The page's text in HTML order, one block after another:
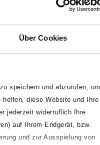
Über Cookies
speichern und abzurufen, um
diese Website und Ihre
jederzeit widerruflich Ihre
auf Ihrem Endgerät, bzw.
und zur Ausspielung von